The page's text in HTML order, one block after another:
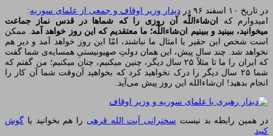
در تاریخ ۱۰ اسفند ۹۶ در دیدار وزیر اوقاف و جمعی از علمای سوریه:
امیدوارم که
ان‌شاءاللّه آن روزی را که شماها در قدس نماز جماعت
میخوانید، ببینید و ببینیم ان‌شاءاللّه؛ ما معتقدیم که این ‌روز خواهد آمد. ممکن
است شخص این حقیر یا امثال ما نباشند، امّا این روز خواهد آمد و دیر هم
نخواهد شد. چند سال پیش، این همان دولتِ صهیونیستیِ همسایه‌ی شما گفت
که ایران را ما تا مثلاً ۲۵ سال دیگر، چنین میکنیم، چنان میکنیم؛ من گفتم که
شما ۲۵ سال دیگر را درک نخواهید کرد که بخواهید آن‌وقت شما آن کار را
انجام بدهید! ان‌شاءالله این روز پیش می‌آید.
در همین رابطه بد نیست سخنرانی آیت الله قرهی را هم بخوانید یا گوش
کنید